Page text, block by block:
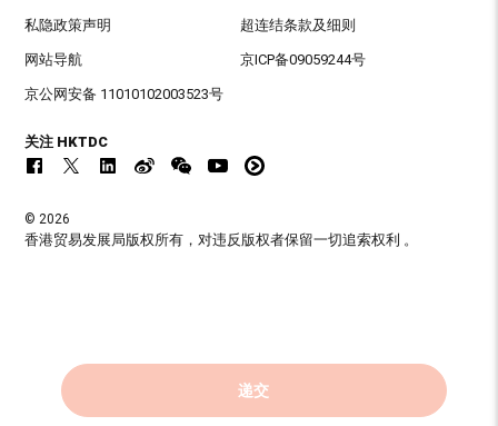
递交
私隐政策声明 超连结条款及细则
网站导航 京ICP备09059244号
京公网安备 11010102003523号
关注 HKTDC
© 2026
香港贸易发展局版权所有，对违反版权者保留一切追索权利 。